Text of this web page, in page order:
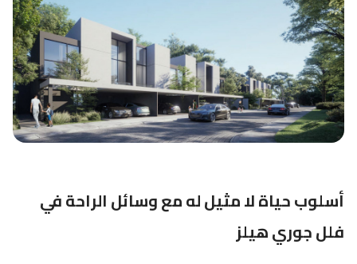
أسلوب حياة لا مثيل له مع وسائل الراحة في
فلل جوري هيلز